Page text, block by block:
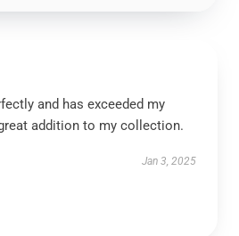
and has exceeded my
addition to my collection.
Jan 3, 2025